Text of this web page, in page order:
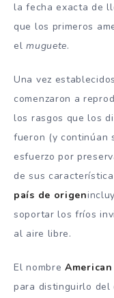
la fecha exacta de
que los primeros
elmuguete.
Una vez
comenzaron a
los rasgos que los
fueron (y continúan
esfuerzo por
de sus
país de origen
soportar los fríos
al aire libre.
El nombre
para distinguirlo del